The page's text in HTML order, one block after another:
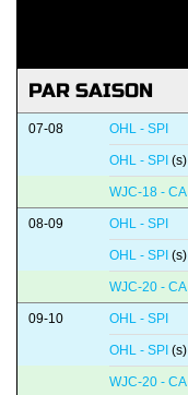
PAR SAISON
07-08 OHL - SPI
OHL - SPI (s)
WJC-18 - CA
08-09 OHL - SPI
OHL - SPI (s)
WJC-20 - CA
09-10 OHL - SPI
OHL - SPI (s)
WJC-20 - CA